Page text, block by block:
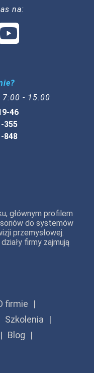
na:
- 15:00
46
355
848
głównym profilem
do systemów
przemysłowej.
firmy zajmują
firmie
Szkolenia
Blog